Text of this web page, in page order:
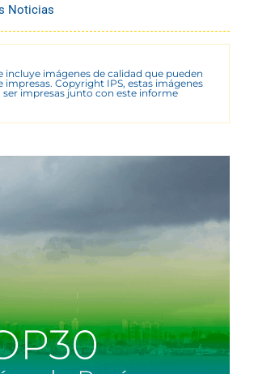
Noticias
incluye imágenes de calidad que pueden
impresas. Copyright IPS, estas imágenes
ser impresas junto con este informe